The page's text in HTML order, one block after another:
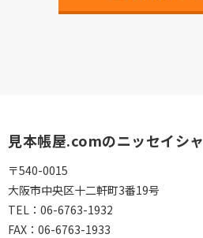
見本帳屋.comのニッセイシャ
〒540-0015
大阪市中央区十二軒町3番19号
TEL： 06-6763-1932
FAX： 06-6763-1933